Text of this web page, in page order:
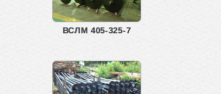
ВСЛМ 405-325-7